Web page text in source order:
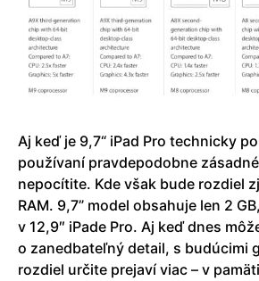
Aj keď je 9,7“ iPad Pro technicky
používaní pravdepodobne
nepocítite. Kde však bude rozdiel
RAM. 9,7” model obsahuje len 2
v 12,9″ iPade Pro. Aj keď dnes
o zanedbateľný detail, s budúcimi
rozdiel určite prejaví viac – v